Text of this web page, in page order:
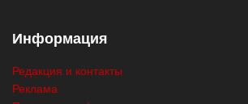
Информация
Редакция и контакты
Реклама